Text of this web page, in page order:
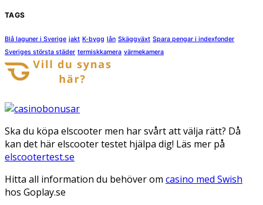
TAGS
Blå laguner i Sverige jakt K-bygg lån Skäggväxt Spara pengar i indexfonder
Sveriges största städer termiskkamera värmekamera
Ska du köpa elscooter men har svårt att välja rätt? Då
kan det här elscooter testet hjälpa dig! Läs mer på
elscootertest.se
Hitta all information du behöver om casino med Swish
hos Goplay.se